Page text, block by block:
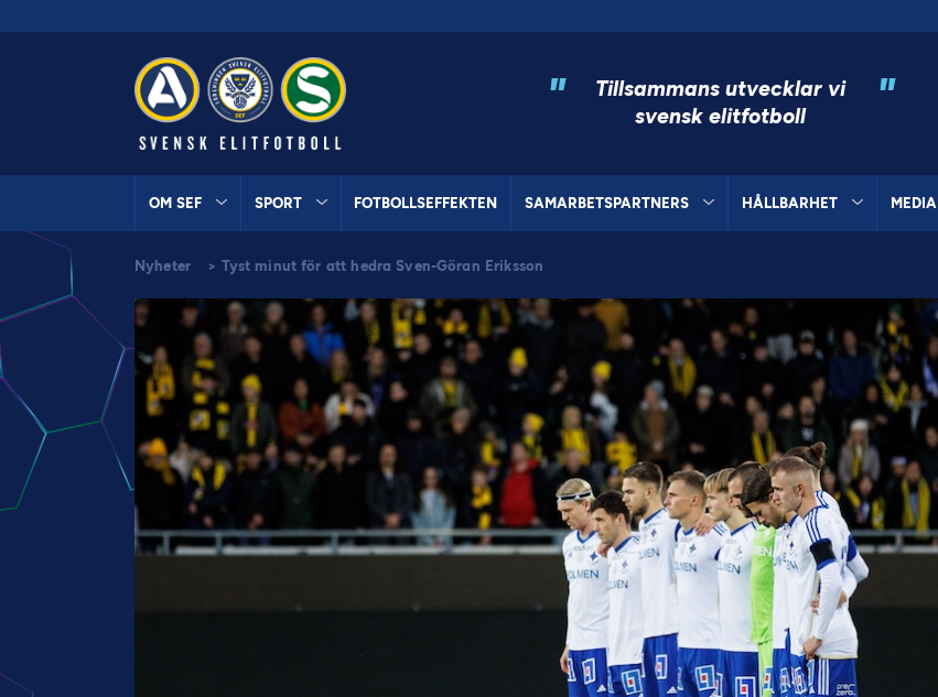
"
Tillsammans utvecklar vi
svensk elitfotboll
"
OM SEF SPORT FOTBOLLSEFFEKTEN SAMARBETSPARTNERS HÅLLBARHET MEDIA
Nyheter > Tyst minut för att hedra Sven-Göran Eriksson